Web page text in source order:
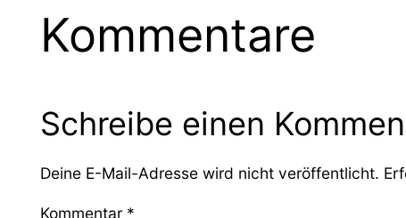
Kommentare
Schreibe einen
Deine E-Mail-Adresse wird nicht veröffentlicht.
Kommentar *